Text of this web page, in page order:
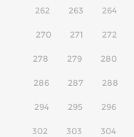
262 263 264
270 271 272
278 279 280
286 287 288
294 295 296
302 303 304